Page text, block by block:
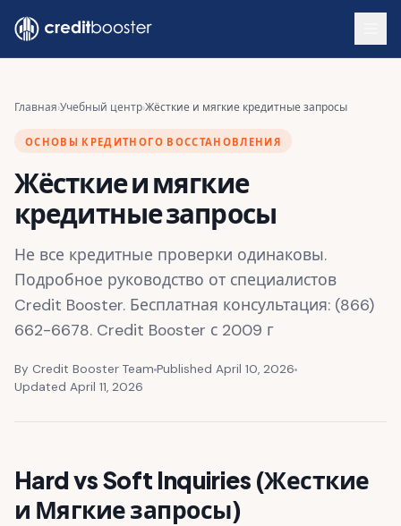
Главная›Учебный центр›Жёсткие и мягкие кредитные запросы
ОСНОВЫ КРЕДИТНОГО ВОССТАНОВЛЕНИЯ
Жёсткие и мягкие
кредитные запросы
Не все кредитные проверки одинаковы.
Подробное руководство от специалистов
Credit Booster. Бесплатная консультация: (866)
662-6678. Credit Booster с 2009 г
By Credit Booster Team Published April 10, 2026
Updated April 11, 2026
Hard vs Soft Inquiries (Жесткие
и Мягкие запросы)